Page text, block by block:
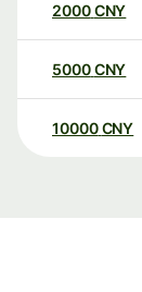
2000CNY
5000CNY
10000 CNY